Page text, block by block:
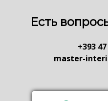
Есть
+393
master-